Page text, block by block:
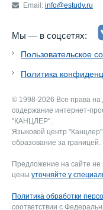
Email: info@estudy.ru
Мы — в соцсетях:
Пользовательское
Политика
© 1998-2026 Все права
содержание интернет-
"КАНЦЛЕР".
Языковой центр
образование за границей.
Предложение на сайте не
цены уточняйте у
Политика обработки
соответствии с